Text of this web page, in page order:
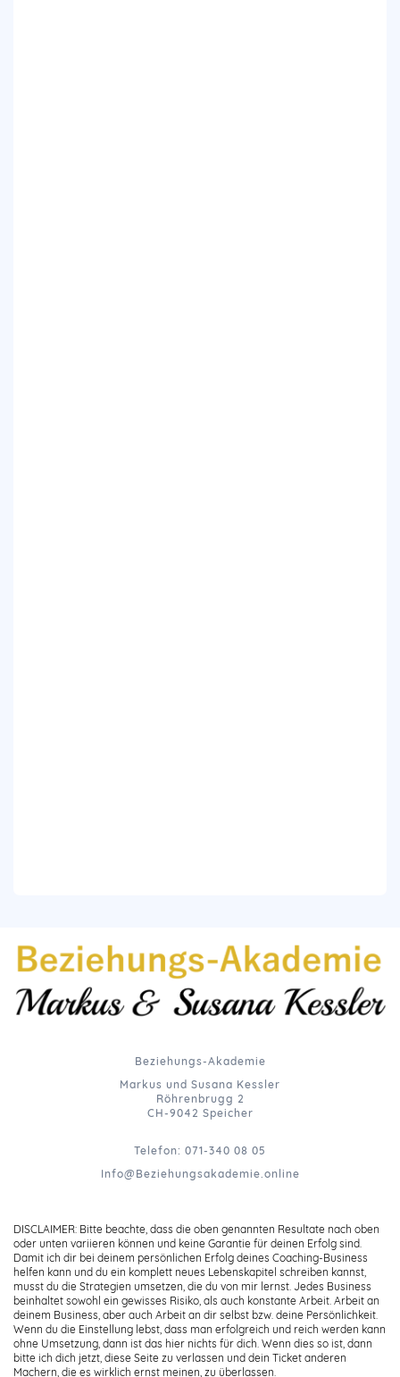
Beziehungs-Akademie
Markus und Susana Kessler
Röhrenbrugg 2
CH-9042 Speicher
Telefon: 071-340 08 05
Info@Beziehungsakademie.online
DISCLAIMER: Bitte beachte, dass die oben genannten Resultate nach oben
oder unten variieren können und keine Garantie für deinen Erfolg sind.
Damit ich dir bei deinem persönlichen Erfolg deines Coaching-Business
helfen kann und du ein komplett neues Lebenskapitel schreiben kannst,
musst du die Strategien umsetzen, die du von mir lernst. Jedes Business
beinhaltet sowohl ein gewisses Risiko, als auch konstante Arbeit. Arbeit an
deinem Business, aber auch Arbeit an dir selbst bzw. deine Persönlichkeit.
Wenn du die Einstellung lebst, dass man erfolgreich und reich werden kann
ohne Umsetzung, dann ist das hier nichts für dich. Wenn dies so ist, dann
bitte ich dich jetzt, diese Seite zu verlassen und dein Ticket anderen
Machern, die es wirklich ernst meinen, zu überlassen.